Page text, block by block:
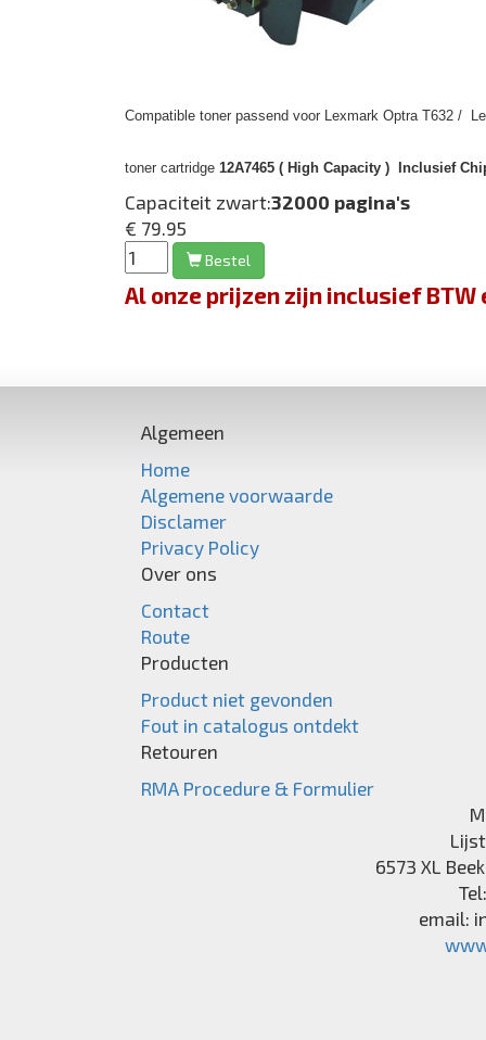
Compatible toner passend voor Lexmark Optra T632 /
toner cartridge 12A7465 ( High Capacity ) Inclusief
Capaciteit zwart:32000 pagina's
€ 79.95
Bestel
Al onze prijzen zijn inclusief
Algemeen
Home
Algemene voorwaarde
Disclamer
Privacy Policy
Over ons
Contact
Route
Producten
Product niet gevonden
Fout in catalogus ontdekt
Retouren
RMA Procedure & Formulier
6573 XL
email: